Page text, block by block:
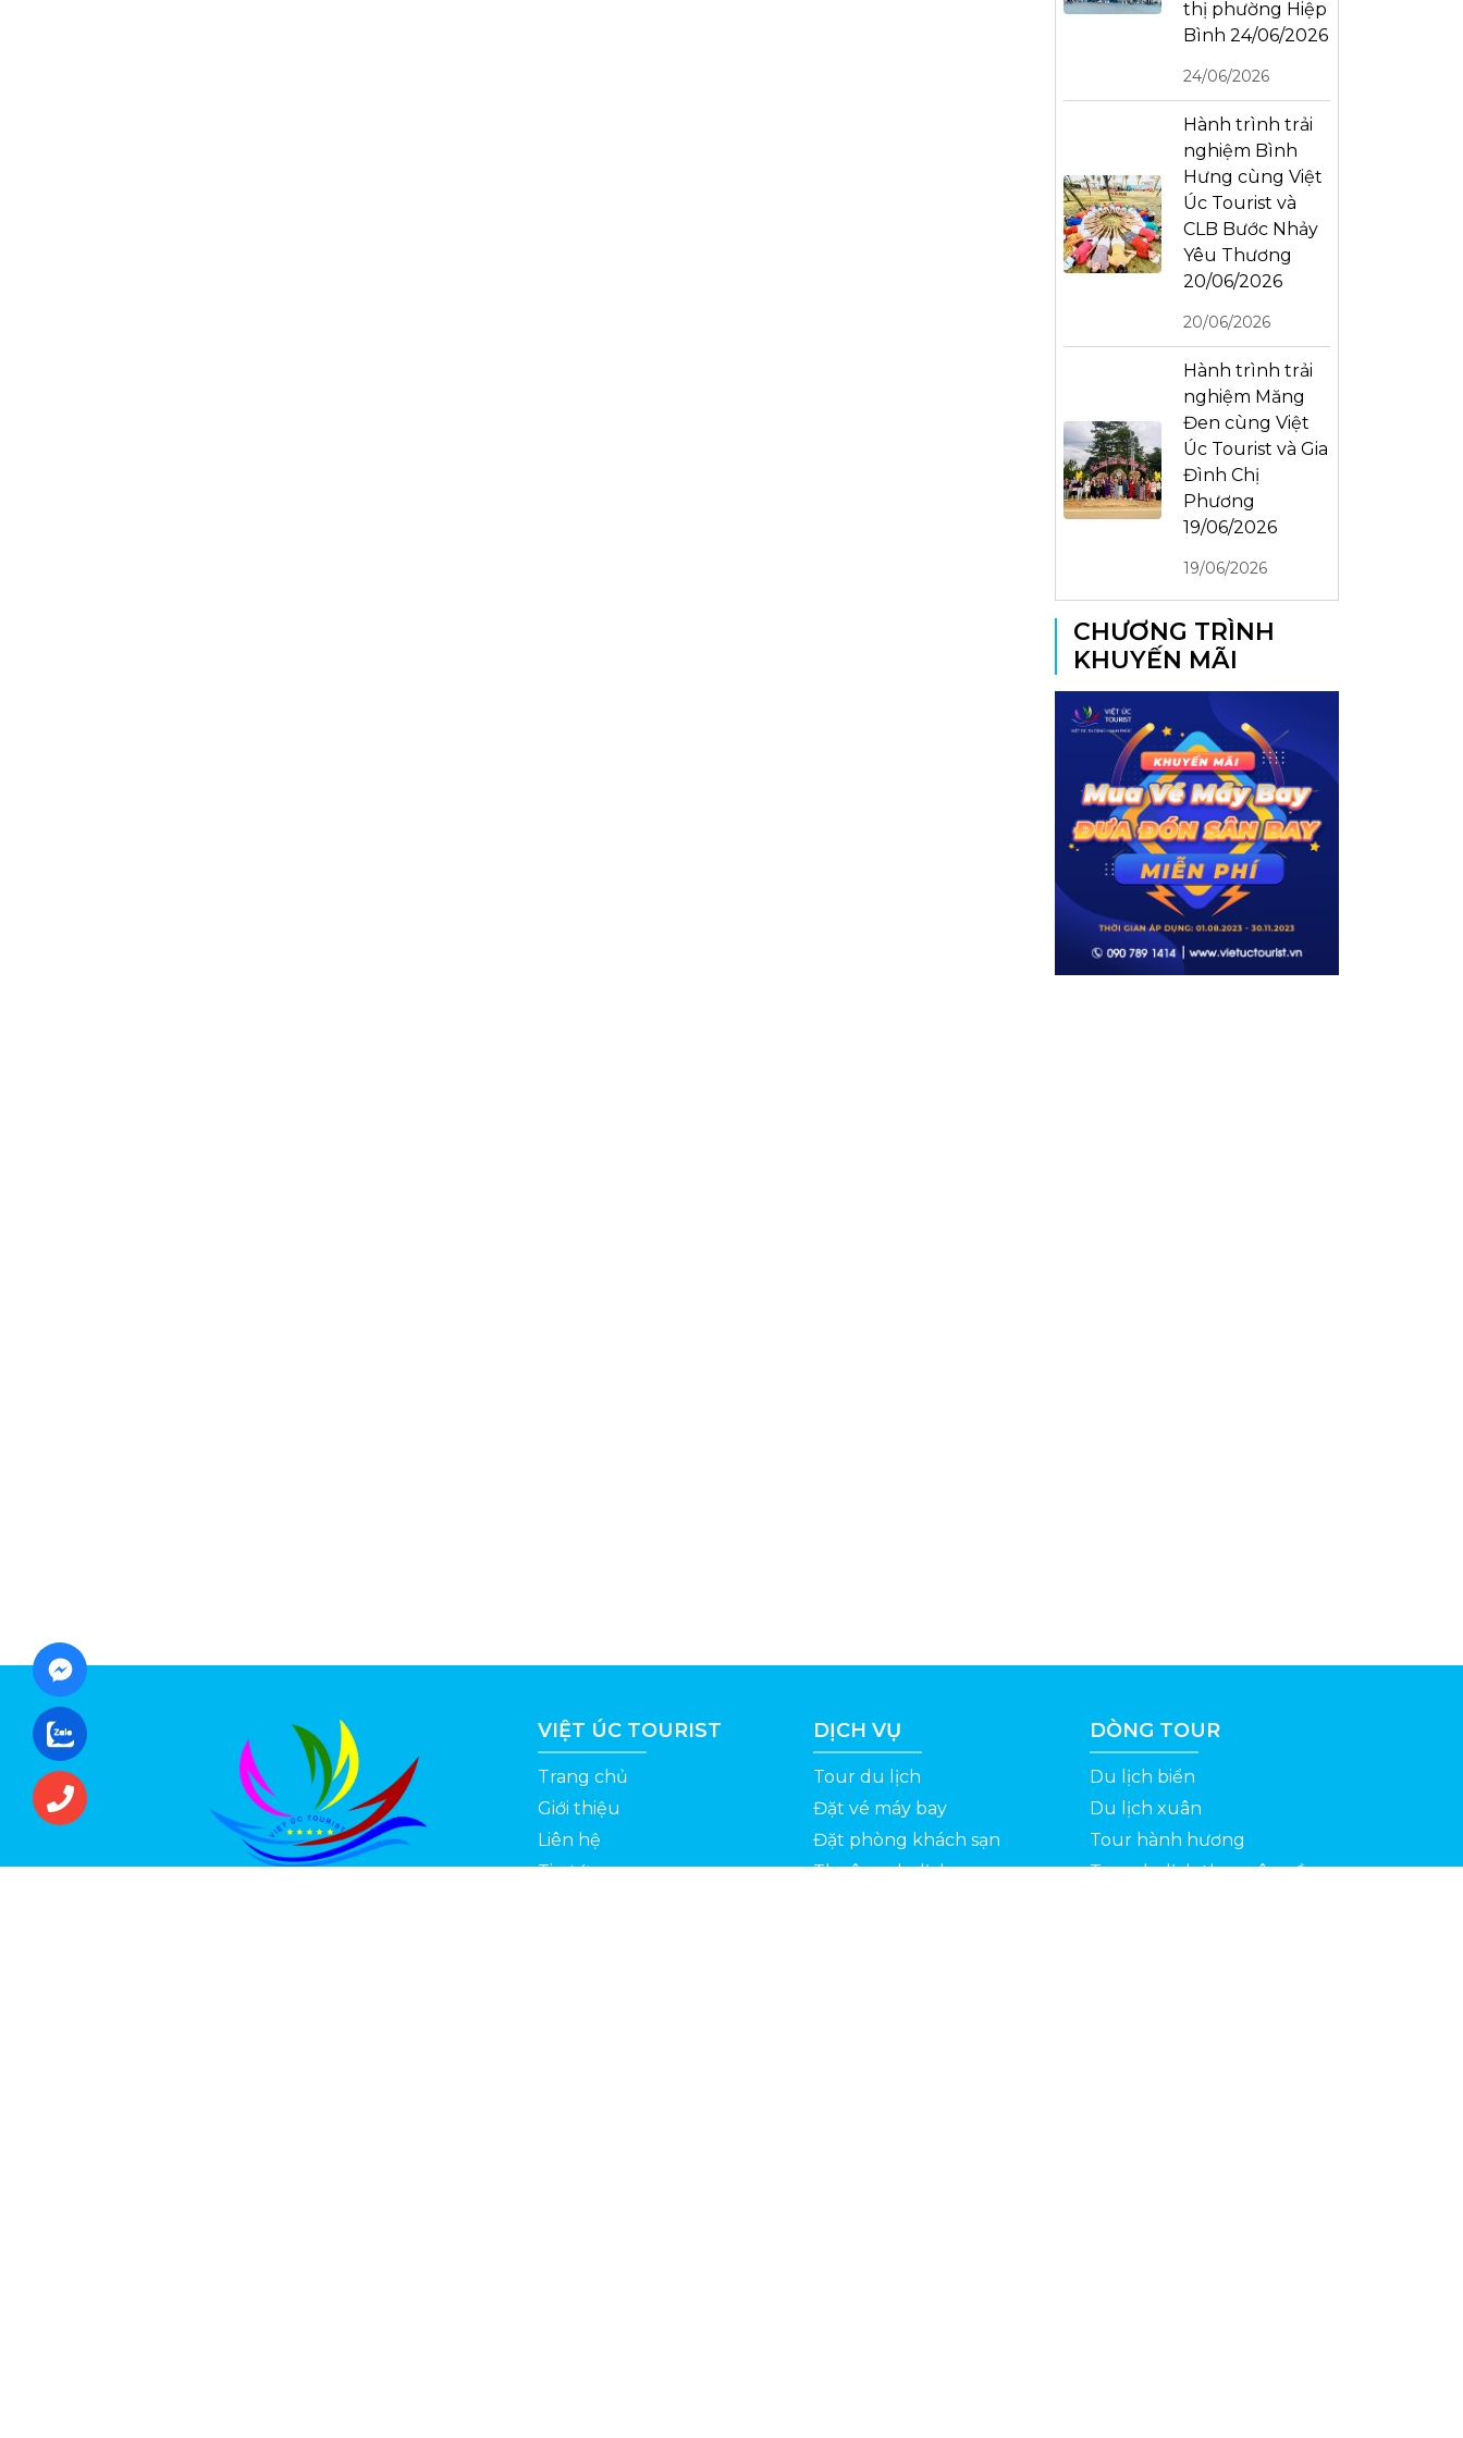
thị phường Hiệp
Bình 24/06/2026
24/06/2026
Hành trình trải
nghiệm Bình
Hưng cùng Việt
Úc Tourist và
CLB Bước Nhảy
Yêu Thương
20/06/2026
20/06/2026
Hành trình trải
nghiệm Măng
Đen cùng Việt
Úc Tourist và Gia
Đình Chị
Phương
19/06/2026
19/06/2026
CHƯƠNG TRÌNH
KHUYẾN MÃI
VIỆT ÚC TOURIST
Trang chủ
Giới thiệu
Liên hệ
Tin tức
DỊCH VỤ
Tour du lịch
Đặt vé máy bay
Đặt phòng khách sạn
Thuê xe du lịch
DÒNG TOUR
Du lịch biển
Du lịch xuân
Tour hành hương
Tour du lịch theo yêu cầu